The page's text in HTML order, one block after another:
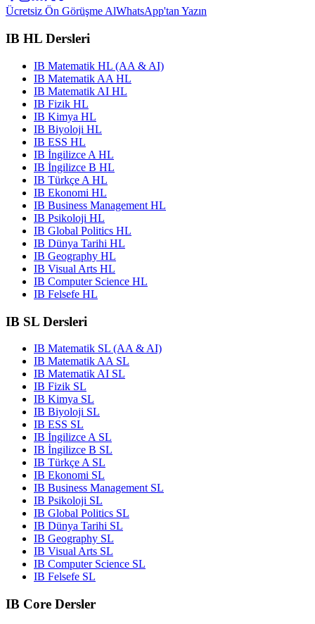
Ücretsiz Ön Görüşme AlWhatsApp'tan Yazın
IB HL Dersleri
IB Matematik HL (AA & AI)
IB Matematik AA HL
IB Matematik AI HL
IB Fizik HL
IB Kimya HL
IB Biyoloji HL
IB ESS HL
IB İngilizce A HL
IB İngilizce B HL
IB Türkçe A HL
IB Ekonomi HL
IB Business Management HL
IB Psikoloji HL
IB Global Politics HL
IB Dünya Tarihi HL
IB Geography HL
IB Visual Arts HL
IB Computer Science HL
IB Felsefe HL
IB SL Dersleri
IB Matematik SL (AA & AI)
IB Matematik AA SL
IB Matematik AI SL
IB Fizik SL
IB Kimya SL
IB Biyoloji SL
IB ESS SL
IB İngilizce A SL
IB İngilizce B SL
IB Türkçe A SL
IB Ekonomi SL
IB Business Management SL
IB Psikoloji SL
IB Global Politics SL
IB Dünya Tarihi SL
IB Geography SL
IB Visual Arts SL
IB Computer Science SL
IB Felsefe SL
IB Core Dersler